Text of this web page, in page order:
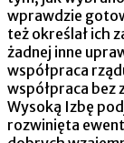
wprawdzie
też określał ich
żadnej inne
współpraca
współpraca bez
Wysoką Izbę
rozwinięta